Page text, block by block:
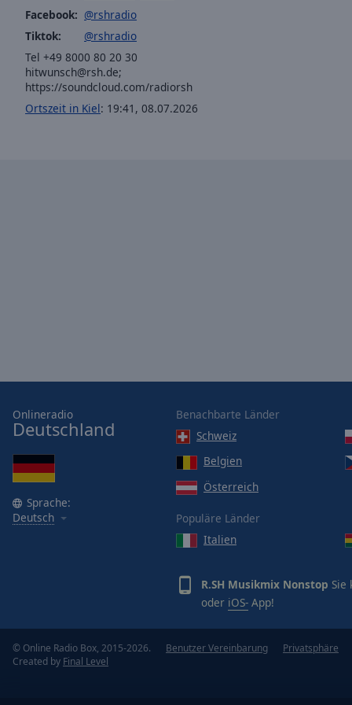
Picture-
Picture
Fullscreen
Color
Opacity
Text
Background
Caption
Area
Background
Facebook: @rshradio
Tiktok:
@rshradio
Tel +49 8000 80 20 30
hitwunsch@rsh.de;
https://soundcloud.com/radiorsh
Ortszeit in Kiel: 19:41 , 08.07.2026
Onlineradio
Deutschland
Sprache:
Deutsch
Benachbarte Länder
Schweiz
Belgien
Österreich
Populäre Länder
Italien
R.SH Musikmix Nonstop Sie
oder iOS- App!
© Online Radio Box, 2015-2026.
Created by Final Level
Benutzer Vereinbarung Privatsphäre